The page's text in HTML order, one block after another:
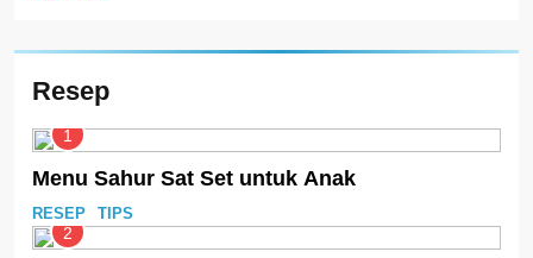
Resep
1
Menu Sahur Sat Set untuk Anak
RESEP TIPS
2